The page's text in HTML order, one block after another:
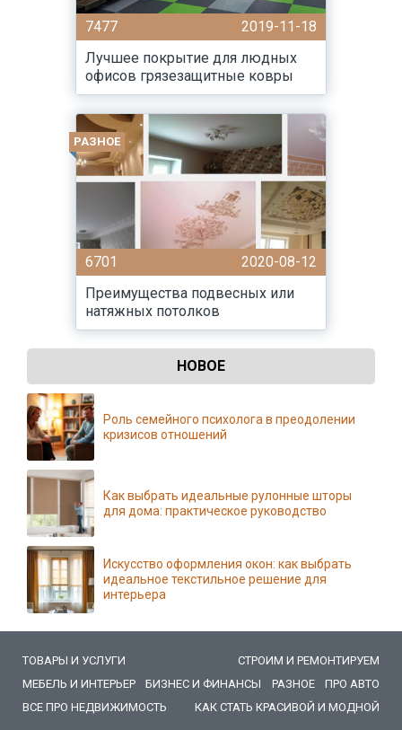
7477
2019-11-18
Лучшее покрытие для людных
офисов грязезащитные ковры
РАЗНОЕ
6701
2020-08-12
Преимущества подвесных или
натяжных потолков
НОВОЕ
Роль семейного психолога в преодолении
кризисов отношений
Как выбрать идеальные рулонные шторы
для дома: практическое руководство
Искусство оформления окон: как выбрать
идеальное текстильное решение для
интерьера
ТОВАРЫ И УСЛУГИ
СТРОИМ И РЕМОНТИРУЕМ
МЕБЕЛЬ И ИНТЕРЬЕР
БИЗНЕС И ФИНАНСЫ РАЗНОЕ
ПРО АВТО
ВСЕ ПРО НЕДВИЖИМОСТЬ
КАК СТАТЬ КРАСИВОЙ И МОДНОЙ